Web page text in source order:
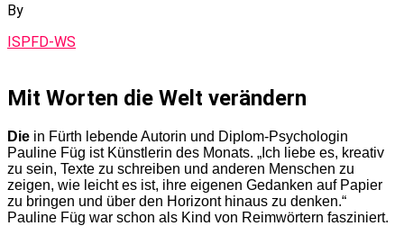
By
ISPFD-WS
Mit Worten die Welt verändern
Die in Fürth lebende Autorin und Diplom-Psychologin
Pauline Füg ist Künstlerin des Monats. „Ich liebe es, kreativ
zu sein, Texte zu schreiben und anderen Menschen zu
zeigen, wie leicht es ist, ihre eigenen Gedanken auf Papier
zu bringen und über den Horizont hinaus zu denken.“
Pauline Füg war schon als Kind von Reimwörtern fasziniert.